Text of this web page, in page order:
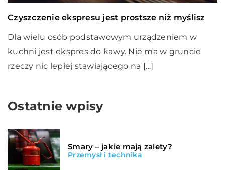
Czyszczenie ekspresu jest prostsze niż myślisz
Dla wielu osób podstawowym urządzeniem w
kuchni jest ekspres do kawy. Nie ma w gruncie
rzeczy nic lepiej stawiającego na […]
Ostatnie wpisy
Smary – jakie mają zalety?
Przemysł i technika